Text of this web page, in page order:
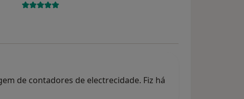
de contadores de electrecidade. Fiz há